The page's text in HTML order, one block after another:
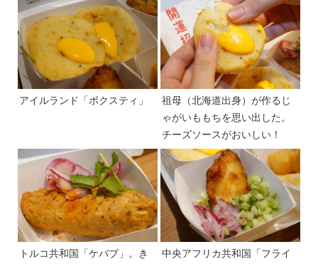
アイルランド「ボクスティ」
祖母（北海道出身）が作るじ
ゃがいももちを思い出した。
チーズソースがおいしい！
トルコ共和国「ケバブ」。き
中央アフリカ共和国「フライ